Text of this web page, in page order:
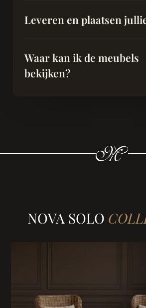
Leveren en plaatsen
Waar kan ik de meubels
bekijken?
NOVA SOLO